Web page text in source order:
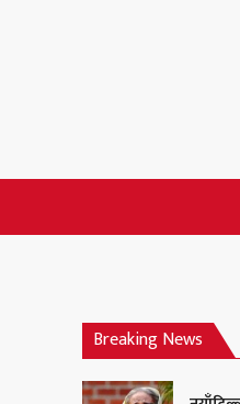
Breaking News